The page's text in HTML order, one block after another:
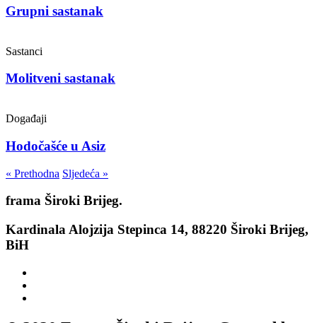
Grupni sastanak
Sastanci
Molitveni sastanak
Događaji
Hodočašće u Asiz
« Prethodna Sljedeća »
frama Široki Brijeg.
Kardinala Alojzija Stepinca 14, 88220 Široki Brijeg,
BiH